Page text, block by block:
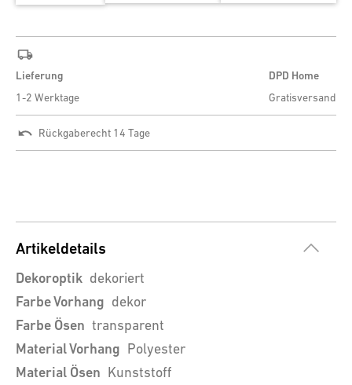
Lieferung
1-2 Werktage
DPD Home
Gratisversand
Rückgaberecht 14 Tage
Artikeldetails
Dekoroptik dekoriert
Farbe Vorhang dekor
Farbe Ösen transparent
Material Vorhang Polyester
Material Ösen Kunststoff